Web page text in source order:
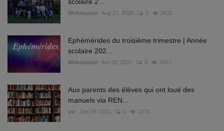
scolaire 2...
Webmaster Aug 27, 2025 0 3610
Ephémérides du troisième trimestre | Année
scolaire 202...
Webmaster Avr 26, 2022 0 3457
Aux parents des élèves qui ont loué des
manuels via REN...
vw Jun 19, 2021 0 1874